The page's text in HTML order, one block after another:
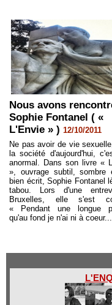
Nous avons
Sophie Fontanel ( «
L'Envie » ) 12/10/2011
Ne pas avoir de vie
la société d'aujourd'hui,
anormal. Dans son livre «
», ouvrage subtil, sombre
bien écrit, Sophie Fontanel
tabou. Lors d'une
Bruxelles, elle s'est
« Pendant une longue
qu'au fond je n'ai ni à coeur...